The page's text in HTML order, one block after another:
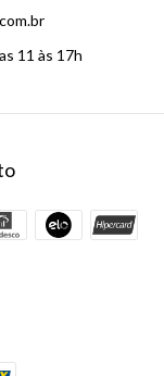
11 às 17h